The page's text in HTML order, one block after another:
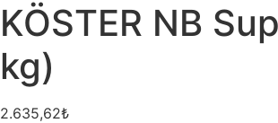
KÖSTER NB
kg)
2.635,62₺